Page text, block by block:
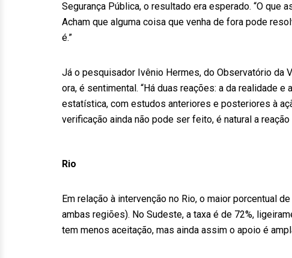
Segurança Pública, o resultado era esperado. “O
Acham que alguma coisa que venha de fora pode
é.”
Já o pesquisador Ivênio Hermes, do Observatório da
ora, é sentimental. “Há duas reações: a da realidade
estatística, com estudos anteriores e posteriores à
verificação ainda não pode ser feito, é natural a
Rio
Em relação à intervenção no Rio, o maior porcentual
ambas regiões). No Sudeste, a taxa é de 72%,
tem menos aceitação, mas ainda assim o apoio é